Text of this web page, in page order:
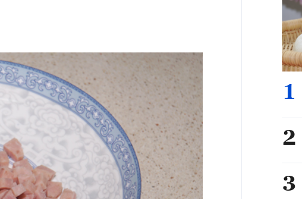
1
2
3